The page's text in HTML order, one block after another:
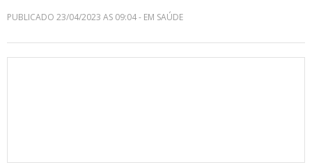
PUBLICADO 23/04/2023 AS 09:04 - EM SAÚDE